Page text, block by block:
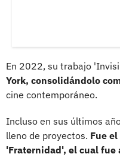
En 2022, su trabajo
York, consolidándolo
cine contemporáneo.
Incluso en sus últimos
lleno de proyectos. Fue
'Fraternidad', el cual